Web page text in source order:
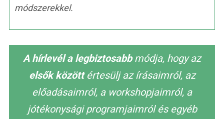
módszerekkel.
A hírlevél a legbiztosabbmódja, hogy az
elsők közöttértesülj az írásaimról, az
előadásaimról, a workshopjaimról, a
jótékonysági programjaimról és egyéb